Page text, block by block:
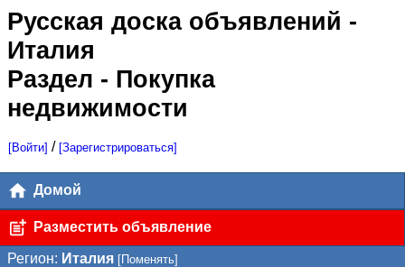
Русская доска объявлений -
Италия
Раздел - Покупка
недвижимости
[Войти] / [Зарегистрироваться]
Домой
Разместить объявление
Регион: Италия [Поменять]